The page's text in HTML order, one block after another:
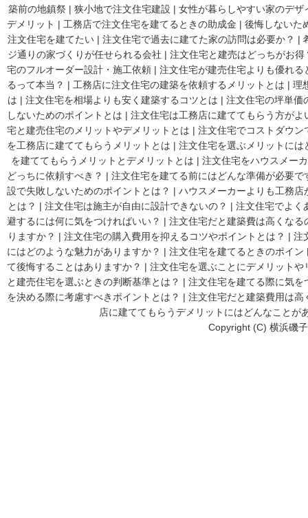
築前の地鎮祭 | 狭小地で注文住宅建設 | 女性が暮らしやすい家のデザ
デメリット | 工務店で注文住宅を建てるときの助成金 | 後悔しないた
注文住宅を建てたい | 注文住宅で過去に建てた家の訪問は必要か？ |
ジ通りの家づくりが任せられる会社 | 注文住宅と建売はどっちがお得
宅のフルオーダー設計・施工依頼 | 注文住宅が建売住宅よりも優れる
るって本当？ | 工務店に注文住宅の建築を依頼するメリットとは | 理
は | 注文住宅を相場よりも安く建築するコツとは | 注文住宅の坪単価
しないためのポイントとは | 注文住宅は工務店に建ててもらう方が
宅と建売住宅のメリットやデメリットとは | 注文住宅でコストダウ
を工務店に建ててもらうメリットとは | 注文住宅を選ぶメリットには
を建ててもらうメリットとデメリットとは | 注文住宅をハウスメー
どっちに依頼すべき？ | 注文住宅を建てる前にはどんな準備が必要で
設で失敗しないためのポイントとは？ | ハウスメーカーよりも工務店
とは？ | 注文住宅は施主が自由に設計できないの？ | 注文住宅でよく
避するには何に気をつければいい？ | 注文住宅だと建築費は高くなる
りますか？ | 注文住宅の購入費用を抑えるコツやポイントとは？ | 注
にはどのような魅力がありますか？ | 注文住宅を建てるときのポイン
て後悔することはありますか？ | 注文住宅を選ぶことにデメリットや
と建売住宅を選ぶときの判断基準とは？ | 注文住宅を建てる際に気
を決める際に考慮すべきポイントとは？ | 注文住宅だと建築費用は高
店に建ててもらうデメリットにはどんなことが
Copyright (C) 横浜磯